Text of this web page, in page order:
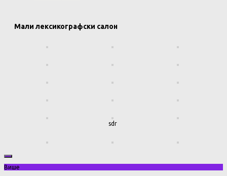
Мали лексикографски салон
sdr
Више